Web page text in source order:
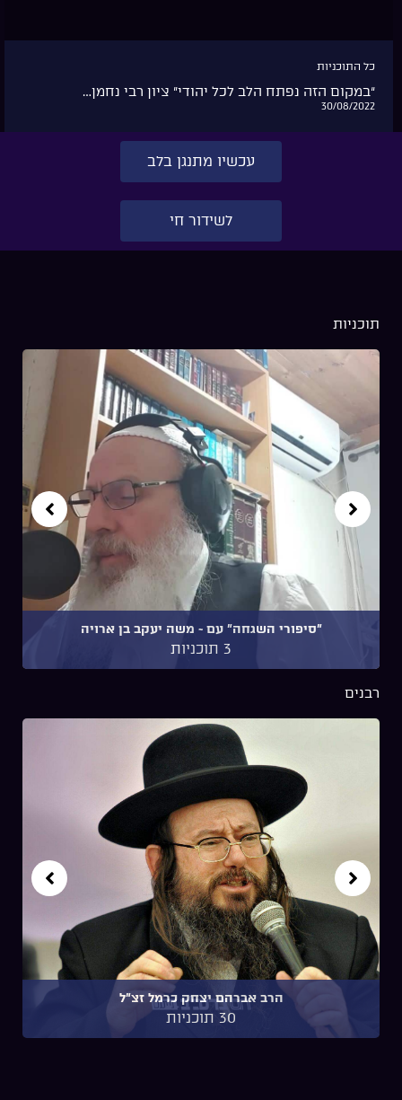
כל התוכניות
“במקום הזה נפתח הלב לכל יהודי” ציון רבי נחמן…
30/08/2022
עכשיו מתנגן בלב
לשידור חי
תוכניות
"סיפורי השגחה" עם ~ משה יעקב בן ארויה
3 תוכניות
רבנים
הרב אברהם יצחק כרמל זצ"ל
30 תוכניות